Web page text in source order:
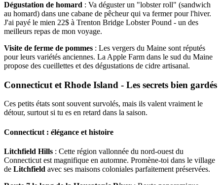
Dégustation de homard : Va déguster un "lobster roll" (sandwich
au homard) dans une cabane de pêcheur qui va fermer pour l'hiver.
J'ai payé le mien 22$ à Trenton Bridge Lobster Pound - un des
meilleurs repas de mon voyage.
Visite de ferme de pommes : Les vergers du Maine sont réputés
pour leurs variétés anciennes. La Apple Farm dans le sud du Maine
propose des cueillettes et des dégustations de cidre artisanal.
Connecticut et Rhode Island - Les secrets bien gardés
Ces petits états sont souvent survolés, mais ils valent vraiment le
détour, surtout si tu es en retard dans la saison.
Connecticut : élégance et histoire
Litchfield Hills : Cette région vallonnée du nord-ouest du
Connecticut est magnifique en automne. Promène-toi dans le village
de Litchfield avec ses maisons coloniales parfaitement préservées.